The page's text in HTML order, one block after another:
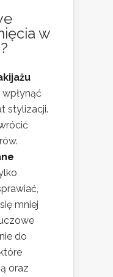
w
stylizacji.
mniej
do
oraz